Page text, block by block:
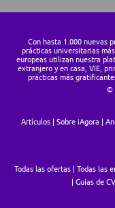
Con hasta 1.000 nuevas
prácticas universitarias
europeas utilizan nuestra
extranjero y en casa, VIE,
prácticas más
©
Artículos Sobre iAgora
Todas las ofertas Todas las
Guías de CV